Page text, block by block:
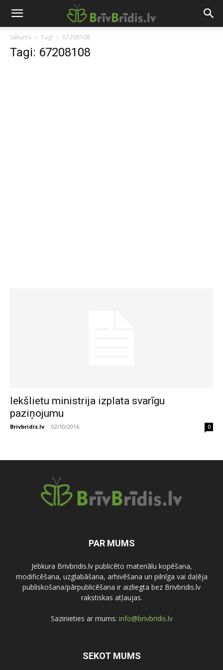
Sākums Tagi 67208108
Tagi: 67208108
Iekšlietu ministrija izplata svarīgu
paziņojumu
Brivbridis.lv - 02/10/2016 0
PAR MUMS
Jebkura Brivbridis.lv publicēto materiālu kopēšana,
modificēšana, uzglabāšana, arhivēšana un pilnīga vai daļēja
publiskošana/pārpublicēšana ir aizliegta bez Brivbridis.lv
rakstiskas atļaujas.
Sazinieties ar mums: info@brivbridis.lv
SEKOT MUMS